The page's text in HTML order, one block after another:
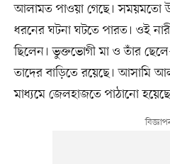
আলামত পাওয়া গেছে। সময়মতো
ধরনের ঘটনা ঘটতে পারত। ওই
ছিলেন। ভুক্তভোগী মা ও তাঁর
তাদের বাড়িতে রয়েছে।
মাধ্যমে জেলহাজতে পাঠানো